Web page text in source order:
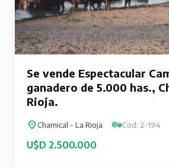
Se vende Espectacular
ganadero de 5.000 has.,
Rioja.
Chamical - La Rioja Cod: 2-194
U$D 2.500.000